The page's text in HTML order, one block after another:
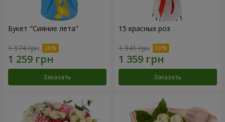
Букет "Сияние лета"
1 574 грн
Заказать
15 красных роз
1 941 грн
Заказать